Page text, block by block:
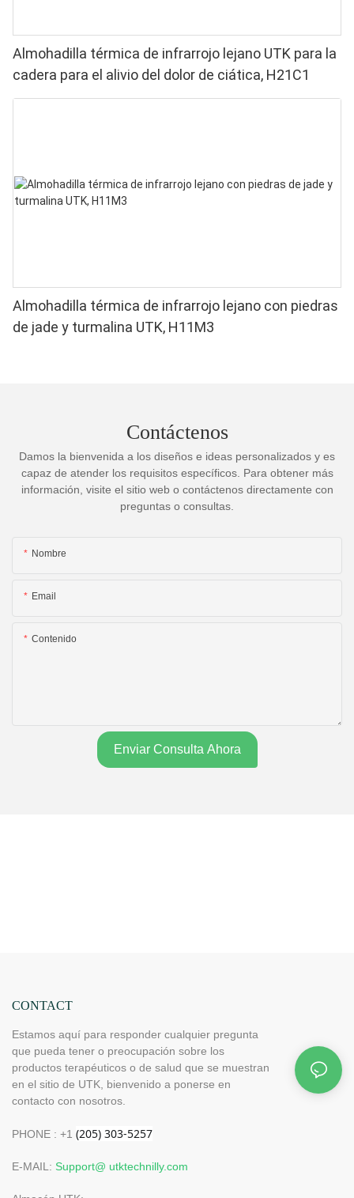
Almohadilla térmica de infrarrojo lejano UTK para la
cadera para el alivio del dolor de ciática, H21C1
Almohadilla térmica de infrarrojo lejano con piedras
de jade y turmalina UTK, H11M3
Contáctenos
Damos la bienvenida a los diseños e ideas personalizados y es
capaz de atender los requisitos específicos. Para obtener más
información, visite el sitio web o contáctenos directamente con
preguntas o consultas.
Nombre
Email
Contenido
Enviar Consulta Ahora
CONTACT
Estamos aquí para responder cualquier pregunta
que pueda tener o preocupación sobre los
productos terapéuticos o de salud que se muestran
en el sitio de UTK, bienvenido a ponerse en
contacto con nosotros.
PHONE : +1
E-MAIL: Support@ utktechnilly.com